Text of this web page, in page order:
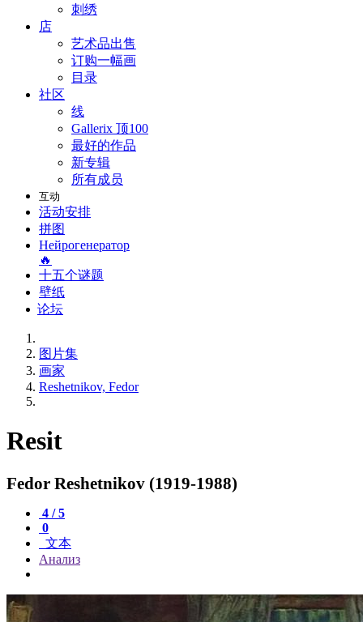
刺绣
店
艺术品出售
订购一幅画
目录
社区
线
Gallerix 顶100
最好的作品
新专辑
所有成员
互动
活动安排
拼图
Нейрогенератор
🔥
十五个谜题
壁纸
论坛
图片集
画家
Reshetnikov, Fedor
Resit
Fedor Reshetnikov (1919-1988)
4 / 5
0
文本
Анализ